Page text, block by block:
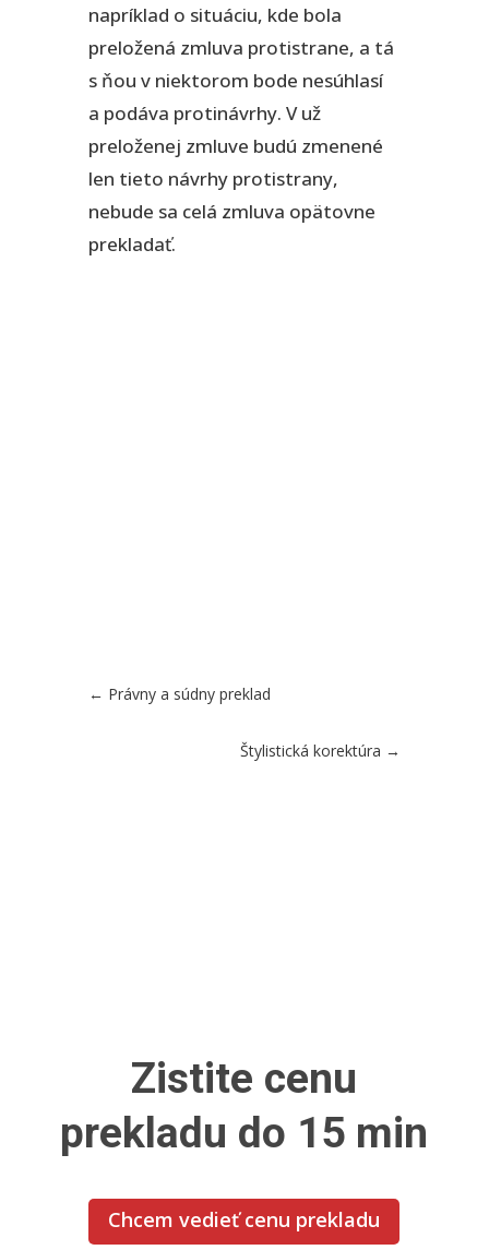
napríklad o situáciu, kde bola
preložená zmluva protistrane, a tá
s ňou v niektorom bode nesúhlasí
a podáva protinávrhy. V už
preloženej zmluve budú zmenené
len tieto návrhy protistrany,
nebude sa celá zmluva opätovne
prekladať.
← Právny a súdny preklad
Štylistická korektúra →
Zistite cenu
prekladu do 15 min
Chcem vedieť cenu prekladu